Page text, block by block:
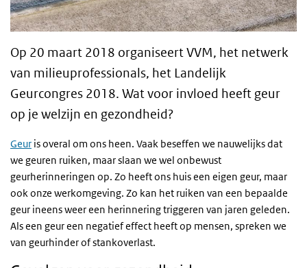
Op 20 maart 2018 organiseert VVM, het netwerk
van milieuprofessionals, het Landelijk
Geurcongres 2018. Wat voor invloed heeft geur
op je welzijn en gezondheid?
Geur is overal om ons heen. Vaak beseffen we nauwelijks dat
we geuren ruiken, maar slaan we wel onbewust
geurherinneringen op. Zo heeft ons huis een eigen geur, maar
ook onze werkomgeving. Zo kan het ruiken van een bepaalde
geur ineens weer een herinnering triggeren van jaren geleden.
Als een geur een negatief effect heeft op mensen, spreken we
van geurhinder of stankoverlast.